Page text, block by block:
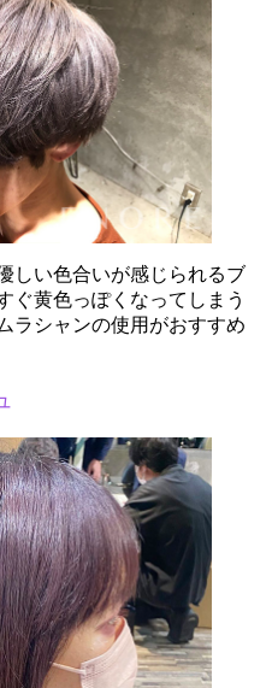
しい色合いが感じられるブ
ぐ黄色っぽくなってしまう
ラシャンの使用がおすすめ